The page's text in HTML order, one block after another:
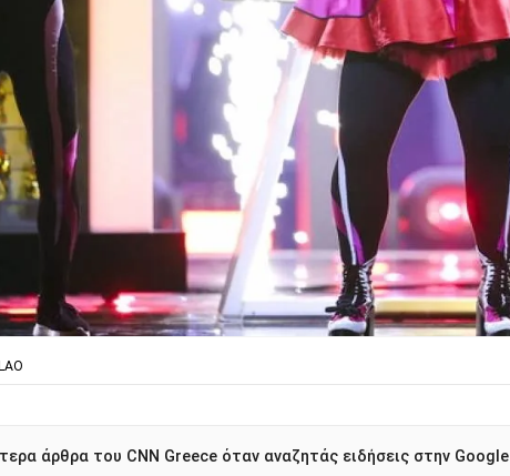
άρθρα του CNN Greece όταν αναζητάς ειδήσεις στην Google